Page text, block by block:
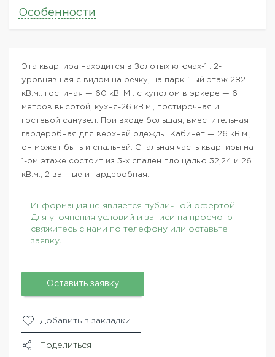
Особенности
Эта квартира находится в Золотых ключах-1 . 2-
уровнявшая с видом на речку, на парк. 1-ый этаж 282
кВ.м.: гостиная — 60 кВ. М . с куполом в эркере — 6
метров высотой; кухня-26 кВ.м., постирочная и
гостевой санузел. При входе большая, вместительная
гардеробная для верхней одежды. Кабинет — 26 кВ.м.,
он может быть и спальней. Спальная часть квартиры на
1-ом этаже состоит из 3-х спален площадью 32,24 и 26
кВ.м., 2 ванные и гардеробная.
Информация не является публичной офертой.
Для уточнения условий и записи на просмотр
свяжитесь с нами по телефону или оставьте
заявку.
Оставить заявку
Добавить в закладки
Поделиться